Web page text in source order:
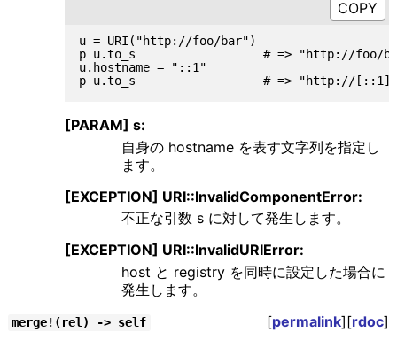
u = URI("http://foo/bar")
p u.to_s                  # => "http://foo/
u.hostname = "::1"
[PARAM] s:
自身の hostname を表す文字列を指定し
ます。
[EXCEPTION] URI::InvalidComponentError:
不正な引数 s に対して発生します。
[EXCEPTION] URI::InvalidURIError:
host と registry を同時に設定した場合に
発生します。
merge!(rel) -> self [permalink][rdoc]